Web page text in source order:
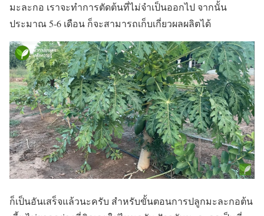
มะละกอ เราจะทำการตัดต้นที่ไม่จำเป็นออกไป จากนั้น
ประมาณ 5-6 เดือน ก็จะสามารถเก็บเกี่ยวผลผลิตได้
ก็เป็นอันเสร็จแล้วนะครับ สำหรับขั้นตอนการปลูกมะละกอต้น